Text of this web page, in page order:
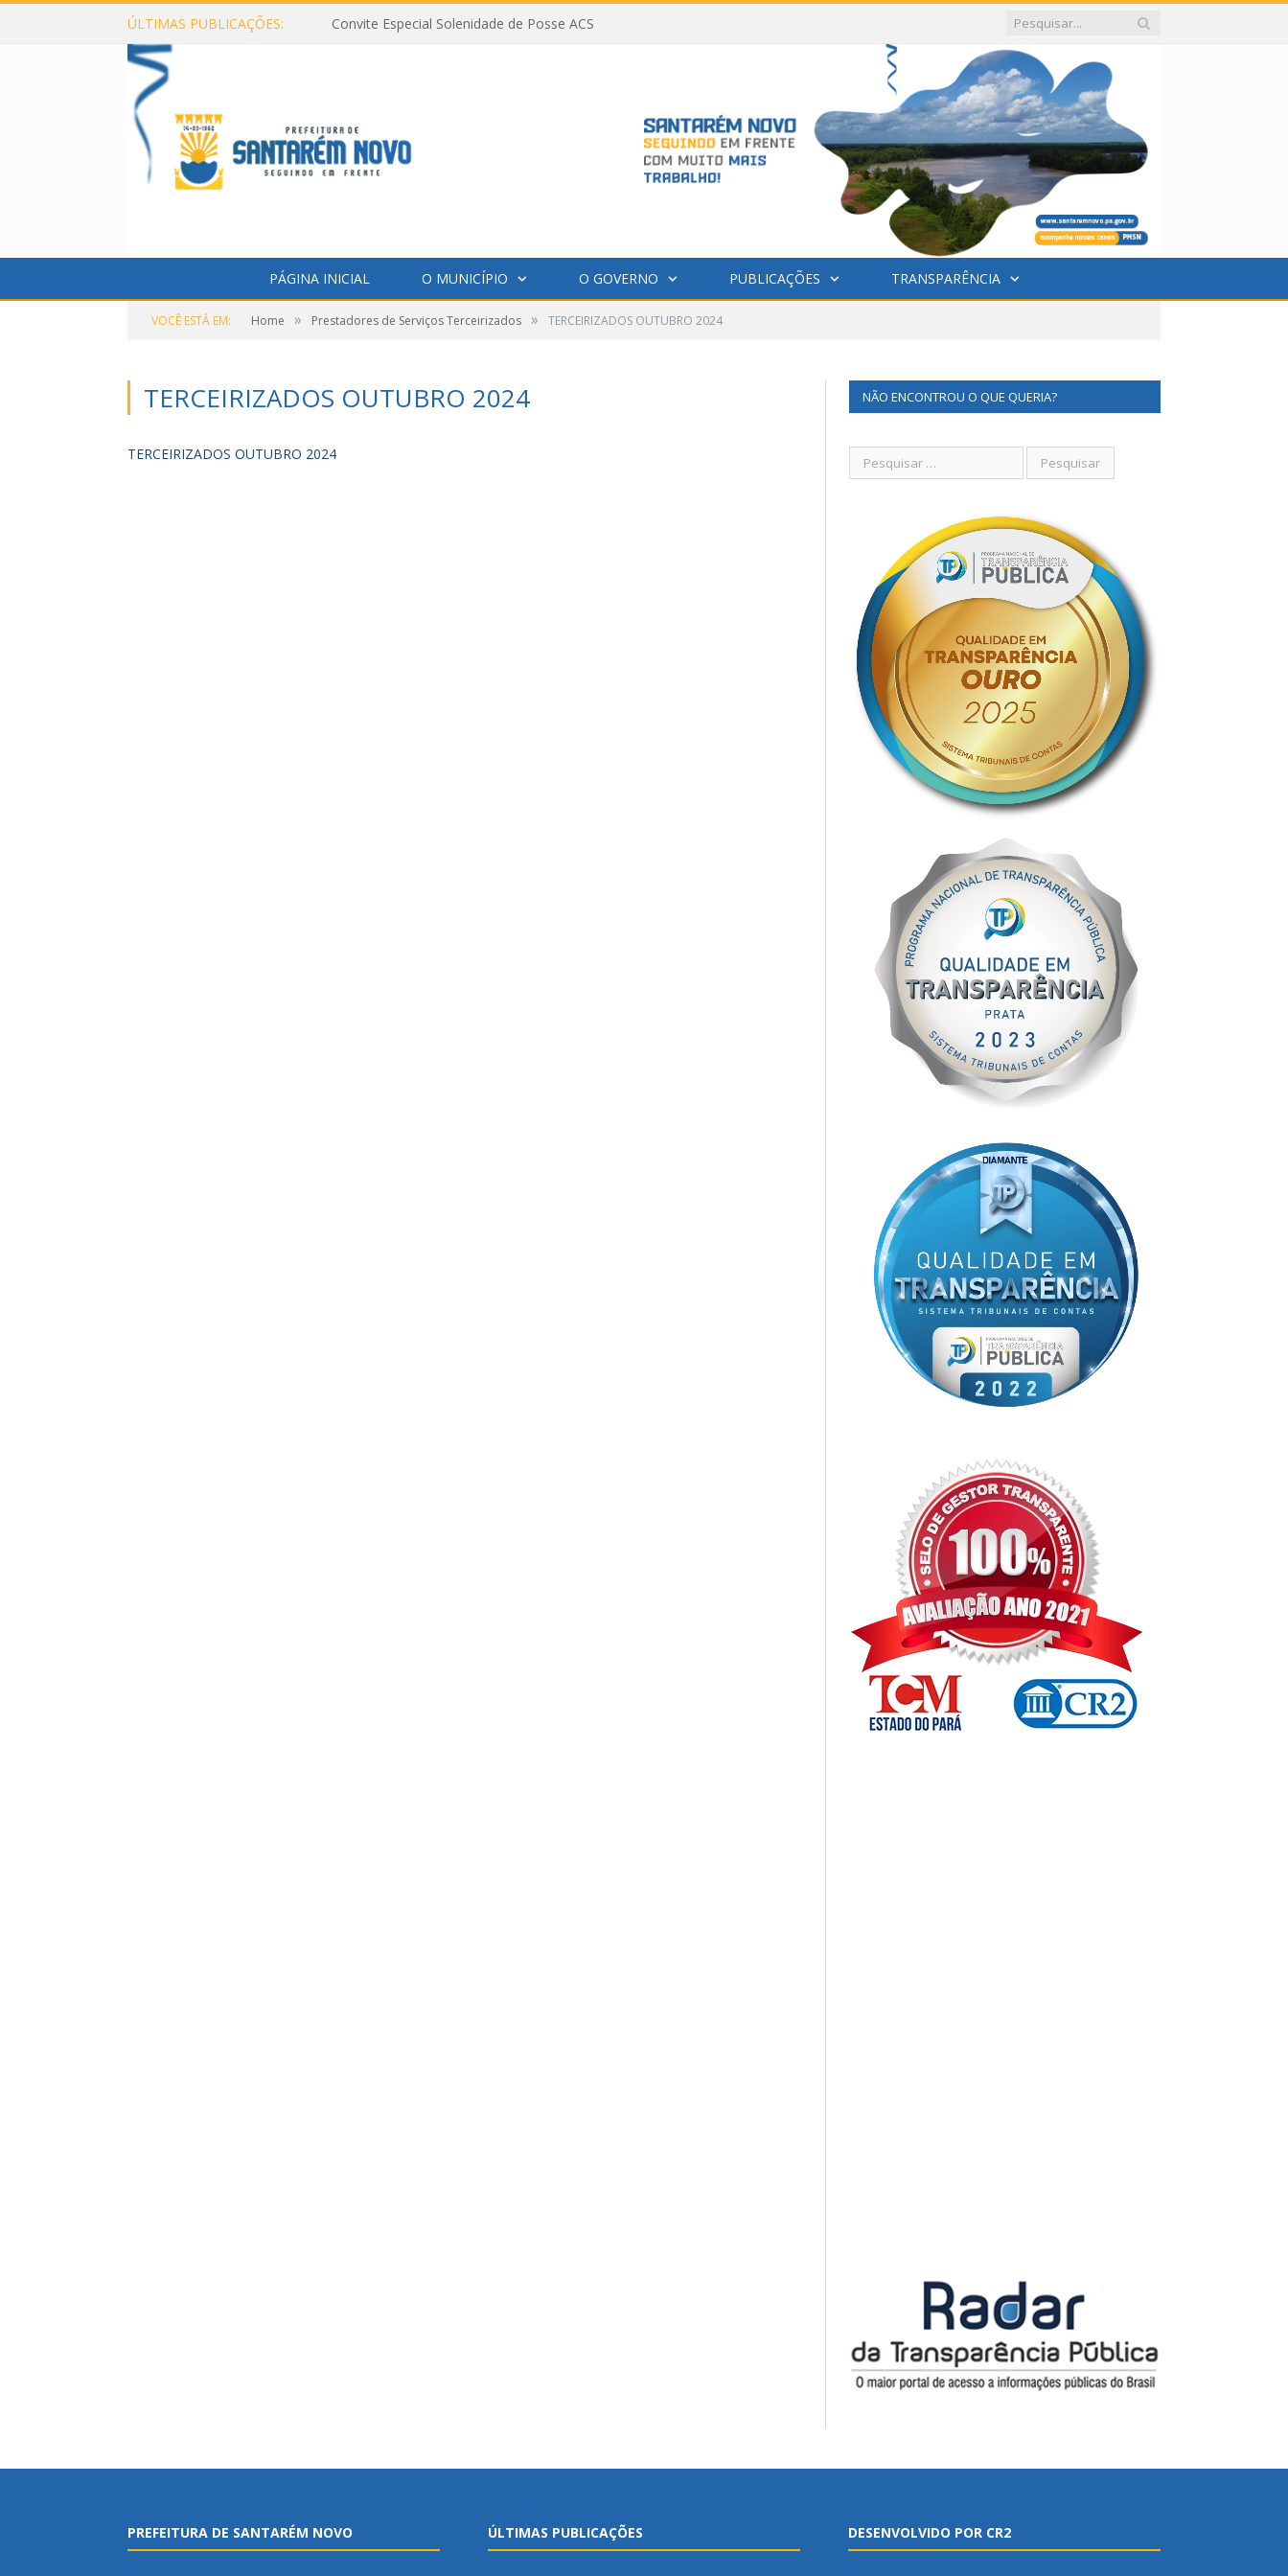
ÚLTIMAS PUBLICAÇÕES: Convite Especial Solenidade de Posse ACS
PÁGINA INICIAL O MUNICÍPIO O GOVERNO PUBLICAÇÕES TRANSPARÊNCIA
VOCÊ ESTÁ EM: Home » Prestadores de Serviços Terceirizados » TERCEIRIZADOS OUTUBRO 2024
TERCEIRIZADOS OUTUBRO 2024
TERCEIRIZADOS OUTUBRO 2024
NÃO ENCONTROU O QUE QUERIA?
PREFEITURA DE SANTARÉM NOVO ÚLTIMAS PUBLICAÇÕES DESENVOLVIDO POR CR2